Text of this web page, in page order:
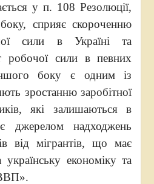
у п. 108 Резолюції,
сприяє скороченню
сили в Україні та
робочої сили в певних
боку є одним із
зростанню заробітної
які залишаються в
джерелом надходжень
від мігрантів, що має
економіку та